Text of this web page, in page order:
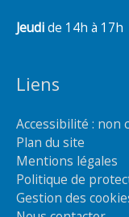
Jeudide 14h à 17h
Liens
Accessibilité : non
Plan du site
Mentions légales
Politique de
Gestion des